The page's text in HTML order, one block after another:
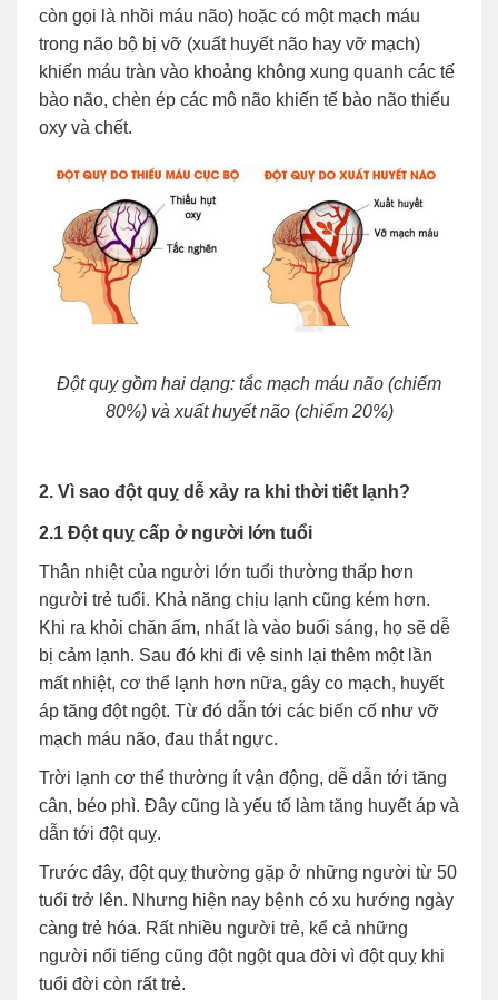
còn gọi là nhồi máu não) hoặc có một mạch máu
trong não bộ bị vỡ (xuất huyết não hay vỡ mạch)
khiến máu tràn vào khoảng không xung quanh các tế
bào não, chèn ép các mô não khiến tế bào não thiếu
oxy và chết.
Đột quỵ gồm hai dạng: tắc mạch máu não (chiếm
80%) và xuất huyết não (chiếm 20%)
2. Vì sao đột quỵ dễ xảy ra khi thời tiết lạnh?
2.1 Đột quỵ cấp ở người lớn tuổi
Thân nhiệt của người lớn tuổi thường thấp hơn
người trẻ tuổi. Khả năng chịu lạnh cũng kém hơn.
Khi ra khỏi chăn ấm, nhất là vào buổi sáng, họ sẽ dễ
bị cảm lạnh. Sau đó khi đi vệ sinh lại thêm một lần
mất nhiệt, cơ thể lạnh hơn nữa, gây co mạch, huyết
áp tăng đột ngột. Từ đó dẫn tới các biến cố như vỡ
mạch máu não, đau thắt ngực.
Trời lạnh cơ thể thường ít vận động, dễ dẫn tới tăng
cân, béo phì. Đây cũng là yếu tố làm tăng huyết áp và
dẫn tới đột quỵ.
Trước đây, đột quỵ thường gặp ở những người từ 50
tuổi trở lên. Nhưng hiện nay bệnh có xu hướng ngày
càng trẻ hóa. Rất nhiều người trẻ, kể cả những
người nổi tiếng cũng đột ngột qua đời vì đột quỵ khi
tuổi đời còn rất trẻ.